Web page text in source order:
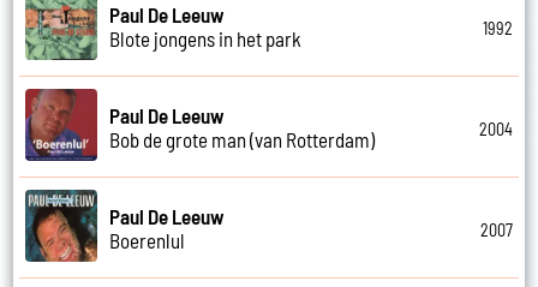
Paul De Leeuw
Blote jongens in het park
1992
Paul De Leeuw
Bob de grote man (van Rotterdam)
2004
Paul De Leeuw
Boerenlul
2007